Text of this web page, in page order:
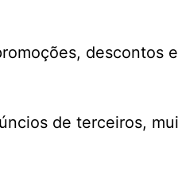
descontos
de terceiros,